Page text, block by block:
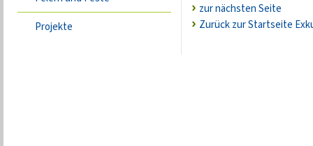
Projekte
zur nächsten Seite
Zurück zur Startseite